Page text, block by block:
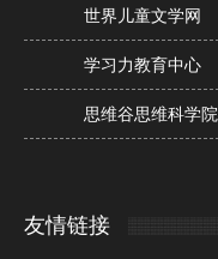
世界儿童文学网
学习力教育中心
思维谷思维科学院
友情链接